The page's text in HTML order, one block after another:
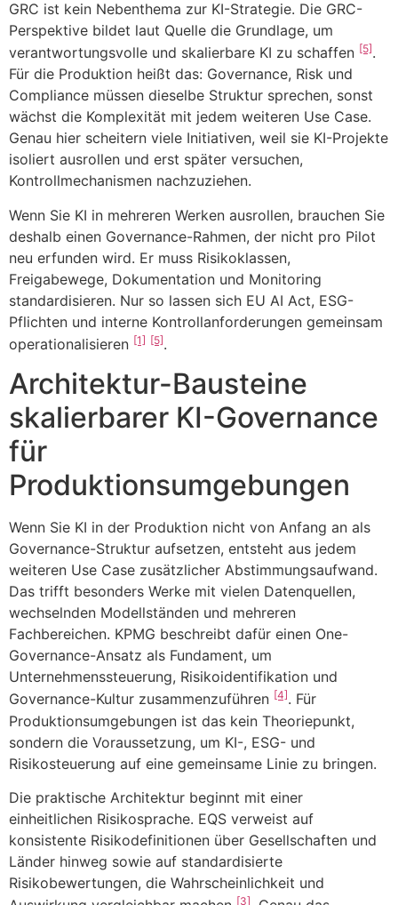
GRC ist kein Nebenthema zur KI-Strategie. Die GRC-
Perspektive bildet laut Quelle die Grundlage, um
verantwortungsvolle und skalierbare KI zu schaffen [5].
Für die Produktion heißt das: Governance, Risk und
Compliance müssen dieselbe Struktur sprechen, sonst
wächst die Komplexität mit jedem weiteren Use Case.
Genau hier scheitern viele Initiativen, weil sie KI-Projekte
isoliert ausrollen und erst später versuchen,
Kontrollmechanismen nachzuziehen.
Wenn Sie KI in mehreren Werken ausrollen, brauchen Sie
deshalb einen Governance-Rahmen, der nicht pro Pilot
neu erfunden wird. Er muss Risikoklassen,
Freigabewege, Dokumentation und Monitoring
standardisieren. Nur so lassen sich EU AI Act, ESG-
Pflichten und interne Kontrollanforderungen gemeinsam
operationalisieren [1] [5].
Architektur-Bausteine
skalierbarer KI-Governance
für
Produktionsumgebungen
Wenn Sie KI in der Produktion nicht von Anfang an als
Governance-Struktur aufsetzen, entsteht aus jedem
weiteren Use Case zusätzlicher Abstimmungsaufwand.
Das trifft besonders Werke mit vielen Datenquellen,
wechselnden Modellständen und mehreren
Fachbereichen. KPMG beschreibt dafür einen One-
Governance-Ansatz als Fundament, um
Unternehmenssteuerung, Risikoidentifikation und
Governance-Kultur zusammenzuführen [4]. Für
Produktionsumgebungen ist das kein Theoriepunkt,
sondern die Voraussetzung, um KI-, ESG- und
Risikosteuerung auf eine gemeinsame Linie zu bringen.
Die praktische Architektur beginnt mit einer
einheitlichen Risikosprache. EQS verweist auf
konsistente Risikodefinitionen über Gesellschaften und
Länder hinweg sowie auf standardisierte
Risikobewertungen, die Wahrscheinlichkeit und
[3]